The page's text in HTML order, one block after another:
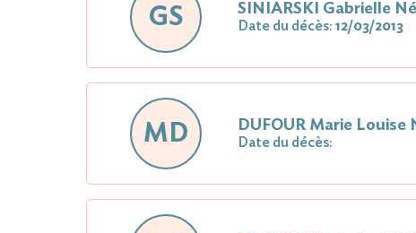
GS SINIARSKI Gabrielle
Date du décès: 12/03/2013
MD DUFOUR Marie Louise
Date du décès: